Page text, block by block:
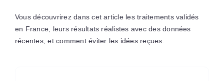
Vous découvrirez dans cet article les traitements validés
en France, leurs résultats réalistes avec des données
récentes, et comment éviter les idées reçues.